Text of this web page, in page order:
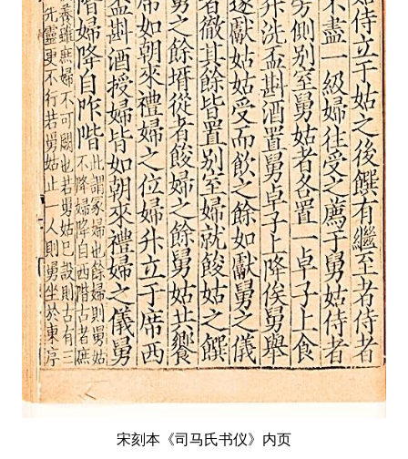
宋刻本《司马氏书仪》内页